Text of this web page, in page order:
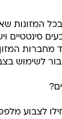
המזונות
סינטטיים
מחברות
לשימוש
לצבוע